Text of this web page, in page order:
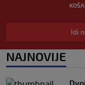
Idi
NAJNOVIJE